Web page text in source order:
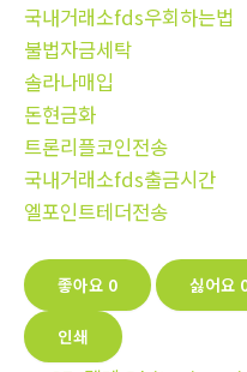
국내거래소fds우회하는법
불법자금세탁
솔라나매입
돈현금화
트론리플코인전송
국내거래소fds출금시간
엘포인트테더전송
좋아요 0 싫어요
인쇄